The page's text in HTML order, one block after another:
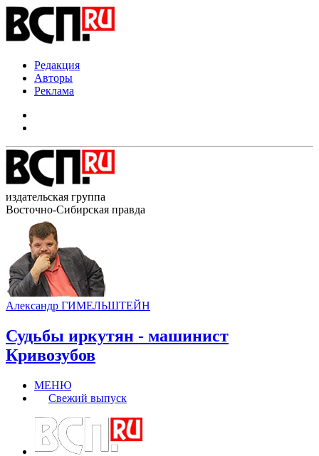
Редакция
Авторы
Реклама
издательская группа
Восточно-Сибирская правда
Александр ГИМЕЛЬШТЕЙН
Судьбы иркутян - машинист
Кривозубов
МЕНЮ
Свежий выпуск